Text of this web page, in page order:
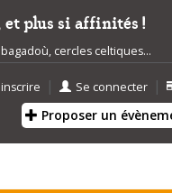
plus si affinités !
cercles celtiques...
| Se connecter |
Proposer un